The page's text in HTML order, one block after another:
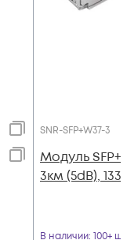
SNR-SFP+W37-3
Модуль SFP+
3км (5dB),
В наличии: 100+ шт